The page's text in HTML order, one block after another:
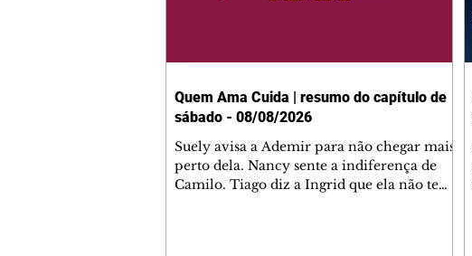
Quem Ama Cuida | resumo do capítulo de
sábado - 08/08/2026
Suely avisa a Ademir para não chegar mais
perto dela. Nancy sente a indiferença de
Camilo. Tiago diz a Ingrid que ela não tem